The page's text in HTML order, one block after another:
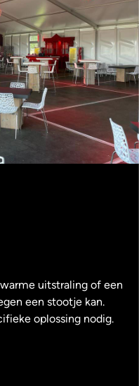
uitstraling of een
een stootje kan.
oplossing nodig.